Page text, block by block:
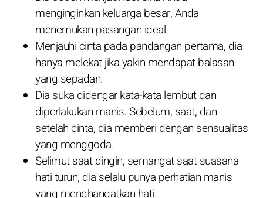
menginginkan keluarga besar, Anda
menemukan pasangan ideal.
Menjauhi cinta pada pandangan pertama, dia
hanya melekat jika yakin mendapat balasan
yang sepadan.
Dia suka didengar kata-kata lembut dan
diperlakukan manis. Sebelum, saat, dan
setelah cinta, dia memberi dengan sensualitas
yang menggoda.
Selimut saat dingin, semangat saat suasana
hati turun, dia selalu punya perhatian manis
yang menghangatkan hati.